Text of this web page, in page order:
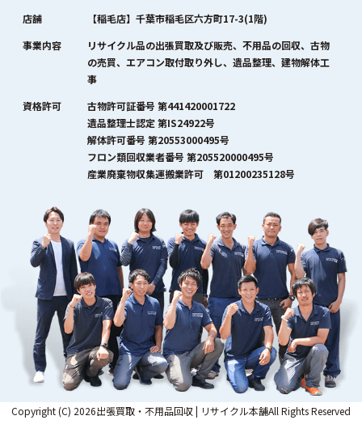
店舗
【稲毛店】千葉市稲毛区六方町17-3(1階)
事業内容
リサイクル品の出張買取及び販売、不用品の回収、古物
の売買、エアコン取付取り外し、遺品整理、建物解体工
事
資格許可
古物許可証番号 第441420001722
遺品整理士認定 第IS24922号
解体許可番号 第20553000495号
フロン類回収業者番号 第205520000495号
産業廃棄物収集運搬業許可 第01200235128号
Copyright (C) 2026出張買取・不用品回収 | リサイクル本舗All Rights Reserved